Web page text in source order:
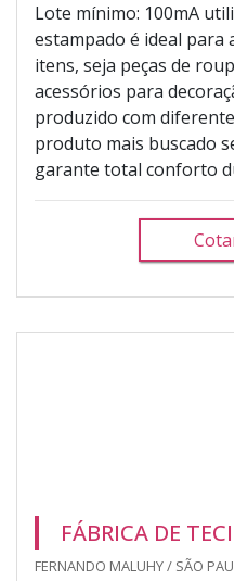
Lote mínimo: 100mA
estampado é ideal para
itens, seja peças de
acessórios para
produzido com
produto mais buscado
garante total conforto
FÁBRICA DE
FERNANDO MALUHY / SÃO